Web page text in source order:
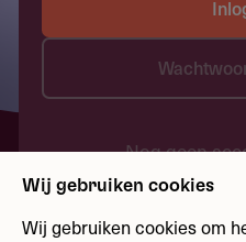
Nog geen
Wij gebruiken cookies
Wij gebruiken cookies om